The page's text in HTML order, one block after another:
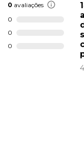
0 avaliações
0
0
0